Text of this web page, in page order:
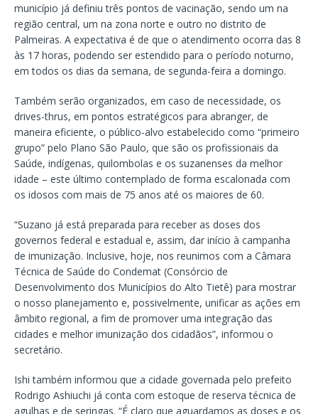
município já definiu três pontos de vacinação, sendo um na
região central, um na zona norte e outro no distrito de
Palmeiras. A expectativa é de que o atendimento ocorra das 8
às 17 horas, podendo ser estendido para o período noturno,
em todos os dias da semana, de segunda-feira a domingo.
Também serão organizados, em caso de necessidade, os
drives-thrus, em pontos estratégicos para abranger, de
maneira eficiente, o público-alvo estabelecido como “primeiro
grupo” pelo Plano São Paulo, que são os profissionais da
Saúde, indígenas, quilombolas e os suzanenses da melhor
idade – este último contemplado de forma escalonada com
os idosos com mais de 75 anos até os maiores de 60.
“Suzano já está preparada para receber as doses dos
governos federal e estadual e, assim, dar início à campanha
de imunização. Inclusive, hoje, nos reunimos com a Câmara
Técnica de Saúde do Condemat (Consórcio de
Desenvolvimento dos Municípios do Alto Tietê) para mostrar
o nosso planejamento e, possivelmente, unificar as ações em
âmbito regional, a fim de promover uma integração das
cidades e melhor imunização dos cidadãos”, informou o
secretário.
Ishi também informou que a cidade governada pelo prefeito
Rodrigo Ashiuchi já conta com estoque de reserva técnica de
agulhas e de seringas. “É claro que aguardamos as doses e os